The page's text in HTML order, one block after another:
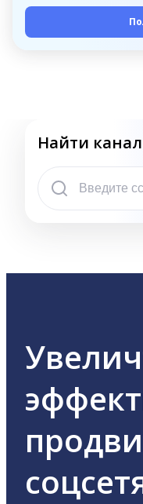
Найти канал